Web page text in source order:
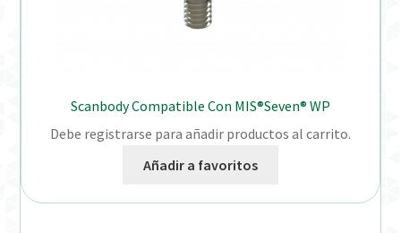
Scanbody Compatible Con MIS®Seven® WP
Debe registrarse para añadir productos al carrito.
Añadir a favoritos